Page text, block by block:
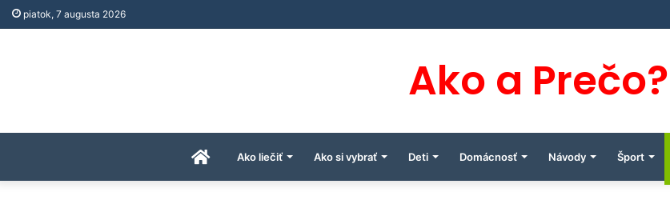
piatok, 7 augusta 2026
Ako a Prečo?
ÚvodnáAko liečiť Ako si vybrať Deti Domácnosť Návody Šport